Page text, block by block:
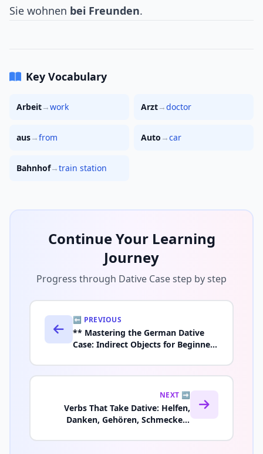
Sie wohnen bei Freunden.
Key Vocabulary
Arbeit→work Arzt→doctor
aus→from Auto →car
Bahnhof→train station
Continue Your Learning
Journey
Progress through Dative Case step by step
⬅️ PREVIOUS
** Mastering the German Dative
Case: Indirect Objects for Beginners
NEXT ➡️
Verbs That Take Dative: Helfen,
Danken, Gehören, Schmecken,